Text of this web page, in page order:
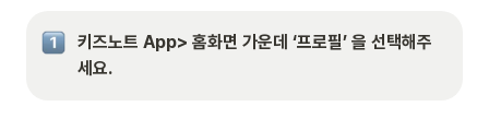
키즈노트 App> 홈화면 가운데 ‘프로필’ 을 선택해주
세요.